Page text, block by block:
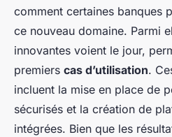
comment certaines banques
ce nouveau domaine. Parmi
innovantes voient le jour,
premiers cas d’utilisation.
incluent la mise en place de
sécurisés et la création de
intégrées. Bien que les